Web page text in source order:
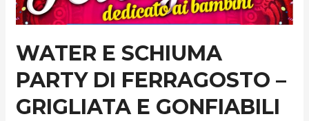
WATER E SCHIUMA
PARTY DI FERRAGOSTO –
GRIGLIATA E GONFIABILI